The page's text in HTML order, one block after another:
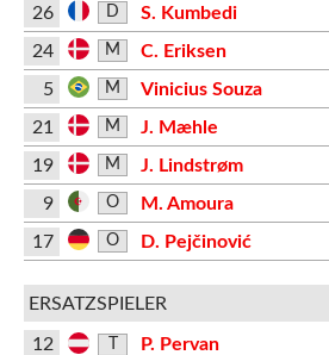
26 D
S. Kumbedi
24
M C. Eriksen
5 M Vinicius Souza
21 M
J. Mæhle
19
M J. Lindstrøm
9 O M. Amoura
17 O D. Pejčinović
ERSATZSPIELER
12
P. Pervan